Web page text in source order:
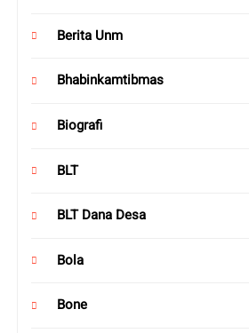
Berita Unm
Bhabinkamtibmas
Biografi
BLT
BLT Dana Desa
Bola
Bone